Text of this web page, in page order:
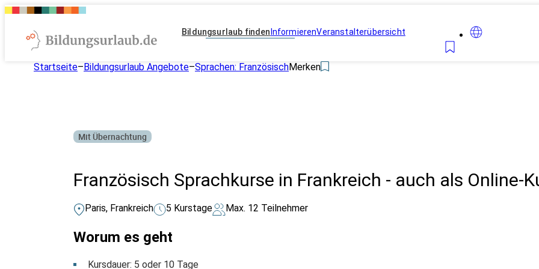
Bildungsurlaub finden InformierenVeranstalterübersicht
Startseite–Bildungsurlaub Angebote–Sprachen: FranzösischMerken
Mit Übernachtung
Französisch Sprachkurse in Frankreich - auch als Online-
Paris, Frankreich 5 Kurstage Max. 12 Teilnehmer
Worum es geht
Kursdauer: 5 oder 10 Tage